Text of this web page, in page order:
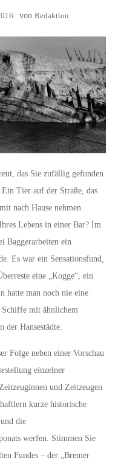
von Redaktion
das Sie zufällig gefunden
Ein Tier auf der Straße, das
nach Hause nehmen
Lebens in einer Bar? Im
Baggerarbeiten ein
Es war ein Sensationsfund,
eine „Kogge“, ein
hatte man noch nie eine
Schiffe mit ähnlichem
der Hansestädte.
Folge neben einer Vorschau
einzelner
und Zeitzeugen
kurze historische
die
werfen. Stimmen Sie
Fundes – der „Bremer